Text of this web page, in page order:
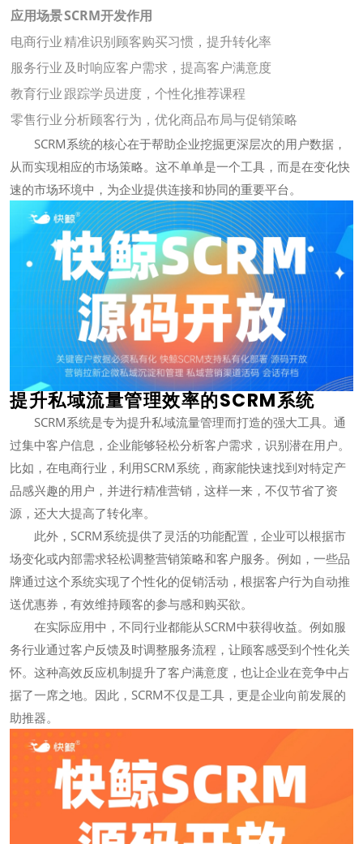
应用场景SCRM开发作用
电商行业精准识别顾客购买习惯，提升转化率
服务行业及时响应客户需求，提高客户满意度
教育行业跟踪学员进度，个性化推荐课程
零售行业分析顾客行为，优化商品布局与促销策略
SCRM系统的核心在于帮助企业挖掘更深层次的用户数据，
从而实现相应的市场策略。这不单单是一个工具，而是在变化快
速的市场环境中，为企业提供连接和协同的重要平台。
提升私域流量管理效率的SCRM系统
SCRM系统是专为提升私域流量管理而打造的强大工具。通
过集中客户信息，企业能够轻松分析客户需求，识别潜在用户。
比如，在电商行业，利用SCRM系统，商家能快速找到对特定产
品感兴趣的用户，并进行精准营销，这样一来，不仅节省了资
源，还大大提高了转化率。
此外，SCRM系统提供了灵活的功能配置，企业可以根据市
场变化或内部需求轻松调整营销策略和客户服务。例如，一些品
牌通过这个系统实现了个性化的促销活动，根据客户行为自动推
送优惠券，有效维持顾客的参与感和购买欲。
在实际应用中，不同行业都能从SCRM中获得收益。例如服
务行业通过客户反馈及时调整服务流程，让顾客感受到个性化关
怀。这种高效反应机制提升了客户满意度，也让企业在竞争中占
据了一席之地。因此，SCRM不仅是工具，更是企业向前发展的
助推器。